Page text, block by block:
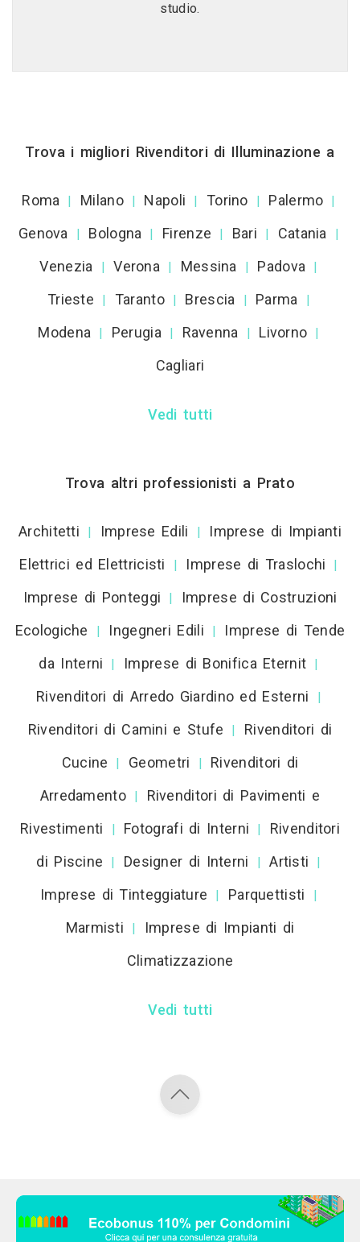
studio.
Trova i migliori Rivenditori di Illuminazione a
Roma Milano Napoli Torino Palermo
Genova Bologna Firenze Bari Catania
Venezia Verona Messina Padova
Trieste Taranto Brescia Parma
Modena Perugia Ravenna Livorno
Cagliari
Vedi tutti
Trova altri professionisti a Prato
Architetti Imprese Edili
Imprese di Impianti
Elettrici ed Elettricisti
Imprese di Traslochi
Imprese di Ponteggi
Imprese di Costruzioni
Ecologiche
Ingegneri Edili
Imprese di Tende
da Interni
Imprese di Bonifica Eternit
Rivenditori di Arredo Giardino ed Esterni
Rivenditori di Camini e Stufe
Rivenditori di
Cucine
Geometri
Rivenditori di
Arredamento
Rivenditori di Pavimenti e
Rivestimenti
Fotografi di Interni
Rivenditori
di Piscine
Designer di Interni Artisti
Imprese di Tinteggiature Parquettisti
Marmisti
Imprese di Impianti di
Climatizzazione
Vedi tutti